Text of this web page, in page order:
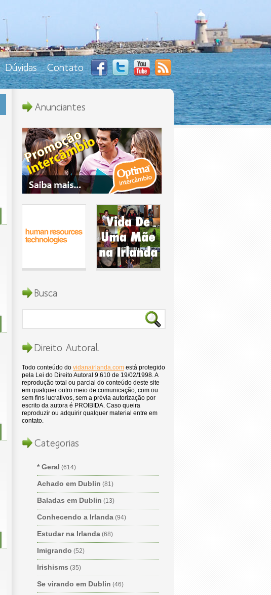
Dúvidas Contato
Anunciantes
Busca
Direito Autoral
Todo conteúdo do vidanairlanda.com está protegido
pela Lei do Direito Autoral 9.610 de 19/02/1998. A
reprodução total ou parcial do conteúdo deste site
em qualquer outro meio de comunicação, com ou
sem fins lucrativos, sem a prévia autorização por
escrito da autora é PROIBIDA. Caso queira
reproduzir ou adquirir qualquer material entre em
contato.
Categorias
* Geral (614)
Achado em Dublin (81)
Baladas em Dublin (13)
Conhecendo a Irlanda (94)
Estudar na Irlanda (68)
Imigrando (52)
Irishisms (35)
Se virando em Dublin (46)